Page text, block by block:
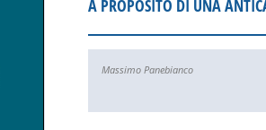
A PROPOSITO DI UNA
Massimo Panebianco